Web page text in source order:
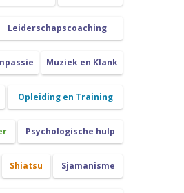
Leiderschapscoaching
Muziek en Klank
Opleiding en Training
Psychologische hulp
Shiatsu Sjamanisme